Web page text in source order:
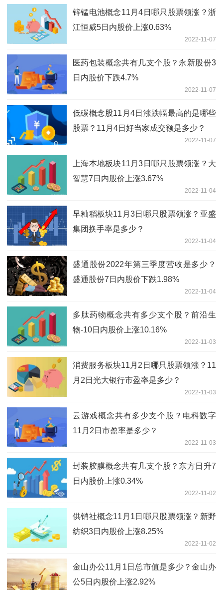
锌锰电池概念11月4日哪只股票领涨？浙
江恒威5日内股价上涨0.63%
2022-11-07
医药包装概念共有几支个股？永新股份3
日内股价下跌4.7%
2022-11-07
低碳概念股11月4日涨跌幅最高的是哪些
股票？11月4日好当家成交额是多少？
2022-11-07
上海本地板块11月3日哪只股票领涨？大
智慧7日内股价上涨3.67%
2022-11-04
早籼稻板块11月3日哪只股票领涨？亚盛
集团换手率是多少？
2022-11-04
盛通股份2022年第三季度营收是多少？
盛通股份7日内股价下跌1.98%
2022-11-04
多肽药物概念共有多少支个股？前沿生
物-10日内股价上涨10.16%
2022-11-03
消费服务板块11月2日哪只股票领涨？11
月2日光大银行市盈率是多少？
2022-11-03
云游戏概念共有多少支个股？电科数字
11月2日市盈率是多少？
2022-11-03
封装胶膜概念共有几支个股？东方日升7
日内股价上涨0.34%
2022-11-02
供销社概念11月1日哪只股票领涨？新野
纺织3日内股价上涨8.25%
2022-11-02
金山办公11月1日总市值是多少？金山办
公5日内股价上涨2.92%